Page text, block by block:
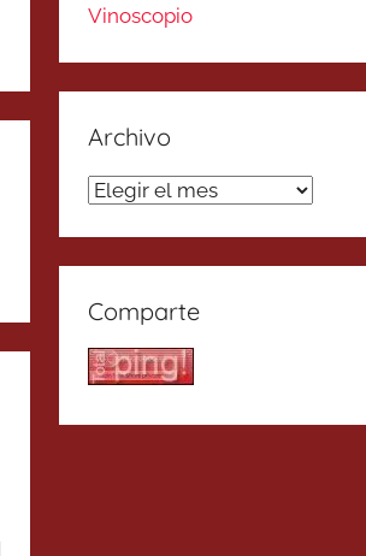
Vinoscopio
Archivo
Archivo
Comparte